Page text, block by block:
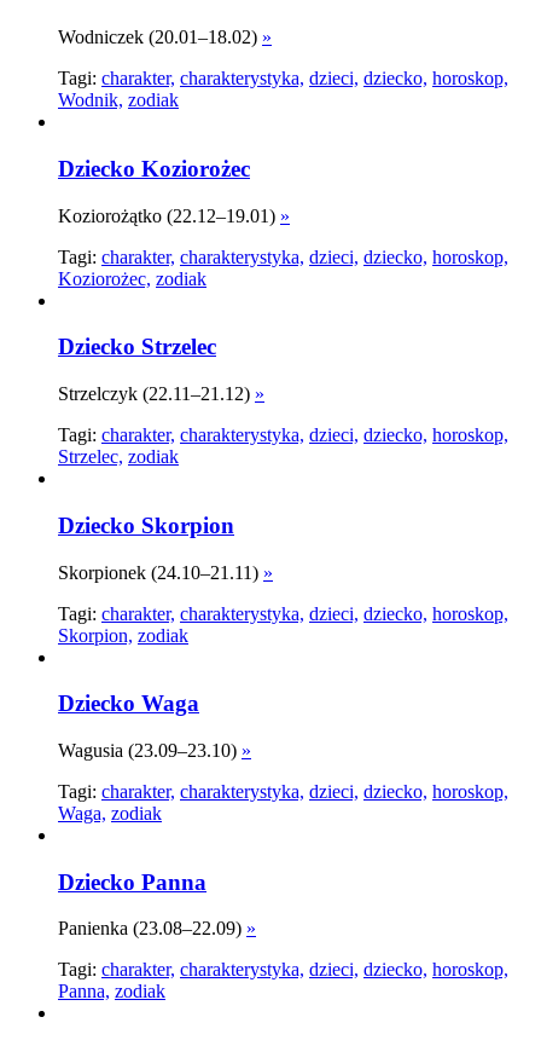
Wodniczek (20.01–18.02) »
Tagi: charakter, charakterystyka, dzieci, dziecko, horoskop,
Wodnik, zodiak
Dziecko Koziorożec
Koziorożątko (22.12–19.01) »
Tagi: charakter, charakterystyka, dzieci, dziecko, horoskop,
Koziorożec, zodiak
Dziecko Strzelec
Strzelczyk (22.11–21.12) »
Tagi: charakter, charakterystyka, dzieci, dziecko, horoskop,
Strzelec, zodiak
Dziecko Skorpion
Skorpionek (24.10–21.11) »
Tagi: charakter, charakterystyka, dzieci, dziecko, horoskop,
Skorpion, zodiak
Dziecko Waga
Wagusia (23.09–23.10) »
Tagi: charakter, charakterystyka, dzieci, dziecko, horoskop,
Waga, zodiak
Dziecko Panna
Panienka (23.08–22.09) »
Tagi: charakter, charakterystyka, dzieci, dziecko, horoskop,
Panna, zodiak